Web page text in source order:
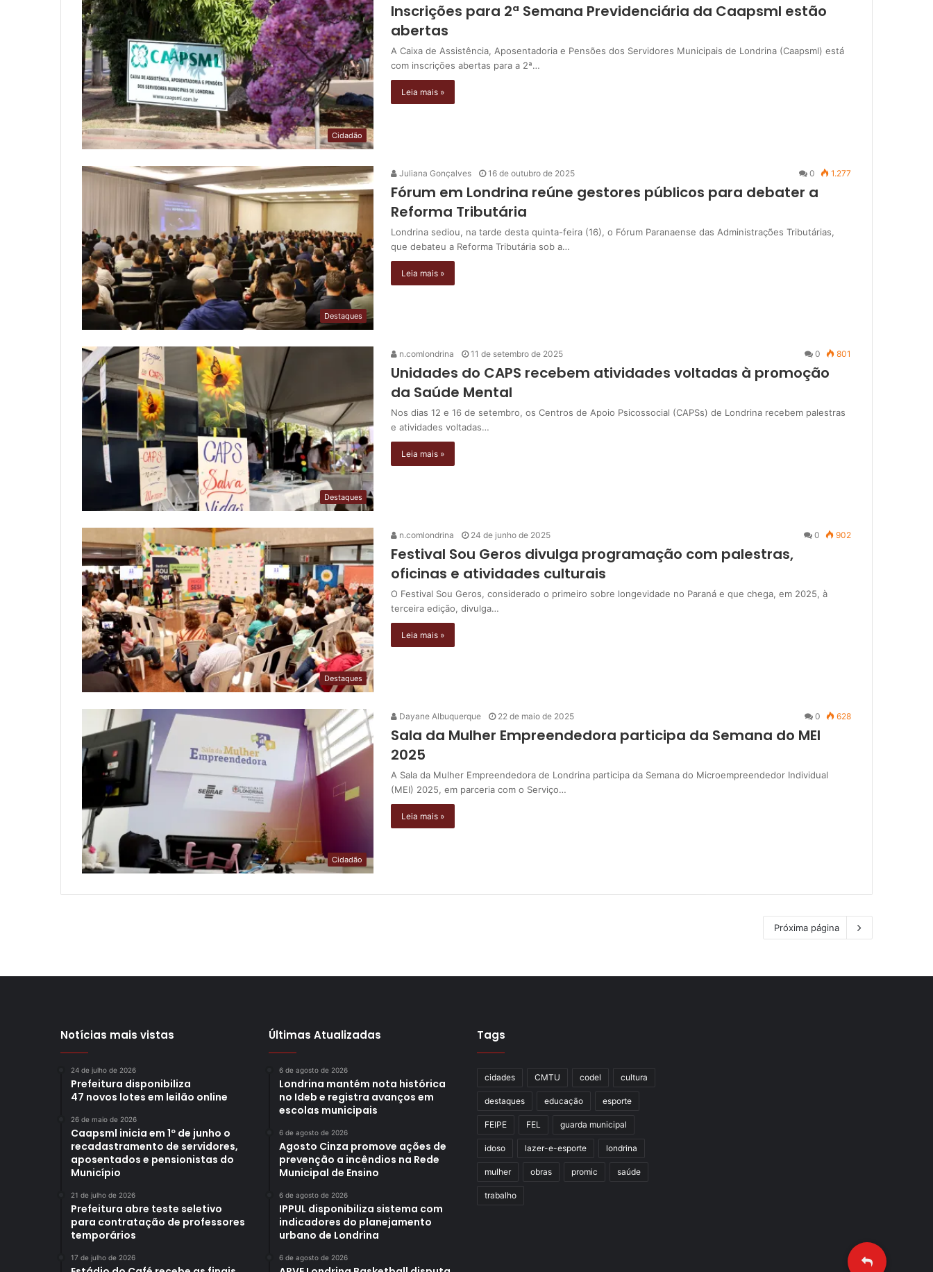
Cidadão
Inscrições para 2ª Semana Previdenciária da Caapsml estão
abertas
A Caixa de Assistência, Aposentadoria e Pensões dos Servidores Municipais de Londrina (Caapsml) está
com inscrições abertas para a 2ª…
Leia mais »
Destaques
Juliana Gonçalves 16 de outubro de 2025 0 1.277
Fórum em Londrina reúne gestores públicos para debater a
Reforma Tributária
Londrina sediou, na tarde desta quinta-feira (16), o Fórum Paranaense das Administrações Tributárias,
que debateu a Reforma Tributária sob a…
Leia mais »
Destaques
n.comlondrina 11 de setembro de 2025 0 801
Unidades do CAPS recebem atividades voltadas à promoção
da Saúde Mental
Nos dias 12 e 16 de setembro, os Centros de Apoio Psicossocial (CAPSs) de Londrina recebem palestras
e atividades voltadas…
Leia mais »
Destaques
n.comlondrina 24 de junho de 2025 0 902
Festival Sou Geros divulga programação com palestras,
oficinas e atividades culturais
O Festival Sou Geros, considerado o primeiro sobre longevidade no Paraná e que chega, em 2025, à
terceira edição, divulga…
Leia mais »
Cidadão
Dayane Albuquerque 22 de maio de 2025 0 628
Sala da Mulher Empreendedora participa da Semana do MEI
2025
A Sala da Mulher Empreendedora de Londrina participa da Semana do Microempreendedor Individual
(MEI) 2025, em parceria com o Serviço…
Leia mais »
Próxima página
Notícias mais vistas
24 de julho de 2026
Prefeitura disponibiliza
47 novos lotes em leilão online
26 de maio de 2026
Caapsml inicia em 1º de junho o
recadastramento de servidores,
aposentados e pensionistas do
Município
21 de julho de 2026
Prefeitura abre teste seletivo
para contratação de professores
temporários
17 de julho de 2026
Últimas Atualizadas
6 de agosto de 2026
Londrina mantém nota histórica
no Ideb e registra avanços em
escolas municipais
6 de agosto de 2026
Agosto Cinza promove ações de
prevenção a incêndios na Rede
Municipal de Ensino
6 de agosto de 2026
IPPUL disponibiliza sistema com
indicadores do planejamento
urbano de Londrina
6 de agosto de 2026
Tags
cidades CMTU codel cultura
destaques educação esporte
FEIPE FEL guarda municipal
idoso lazer-e-esporte londrina
mulher obras promic saúde
trabalho